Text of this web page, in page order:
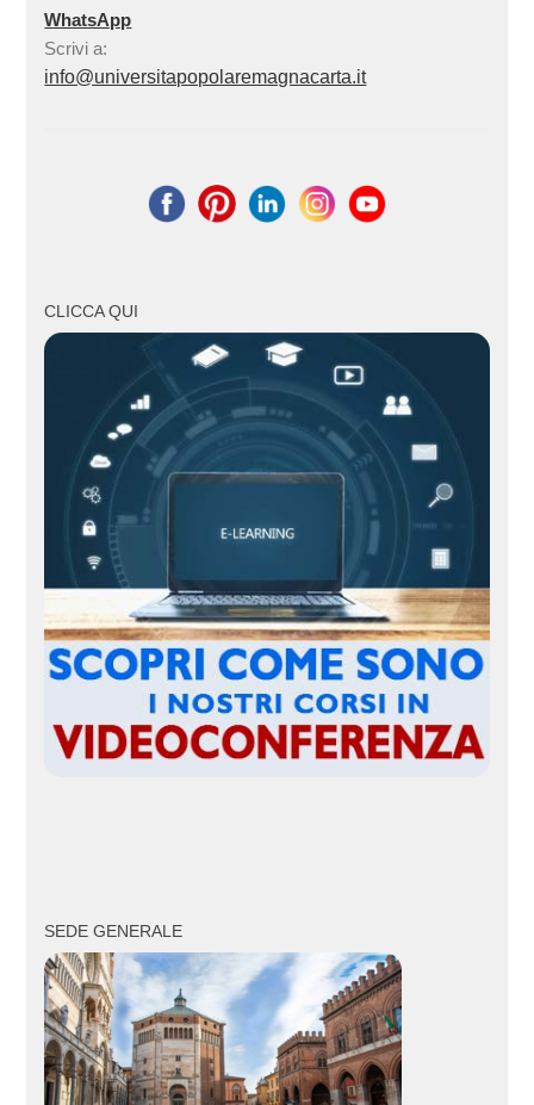
WhatsApp
Scrivi a:
info@universitapopolaremagnacarta.it
CLICCA QUI
SEDE GENERALE